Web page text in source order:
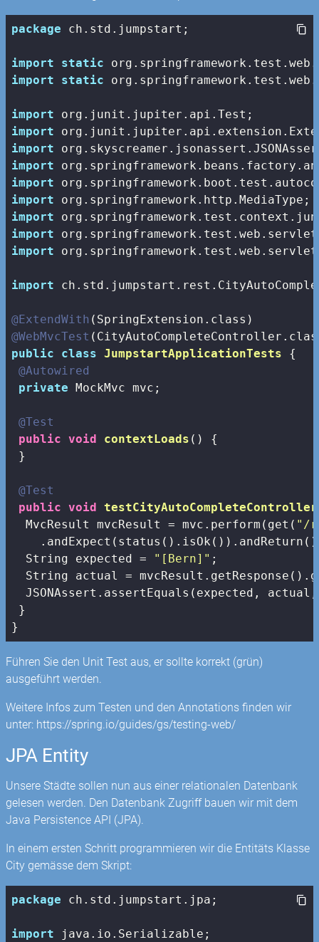
package ch.std.jumpstart;
import
static
import
static
import
import
import
import
import
import
import
import
import
import
@ExtendWith
@WebMvcTest
public
class JumpstartApplicationTests
{
@Autowired
private MockMvc mvc;
@Test
public void contextLoads ()
{
}
@Test
public void testCityAutoCompleteController
  MvcResult mvcResult = mvc.perform(get(
"/
  String expected =
"[Bern]" ;
String actual =
JSONAssert.assertEquals(expected,
}
}
Führen Sie den Unit Test aus, er sollte korrekt (grün)
ausgeführt werden.
Weitere Infos zum Testen und den Annotations finden wir
unter: https://spring.io/guides/gs/testing-web/
JPA Entity
Unsere Städte sollen nun aus einer relationalen Datenbank
gelesen werden. Den Datenbank Zugriff bauen wir mit dem
Java Persistence API (JPA).
In einem ersten Schritt programmieren wir die Entitäts Klasse
City gemässe dem Skript:
package ch.std.jumpstart.jpa;
import java.io.Serializable;